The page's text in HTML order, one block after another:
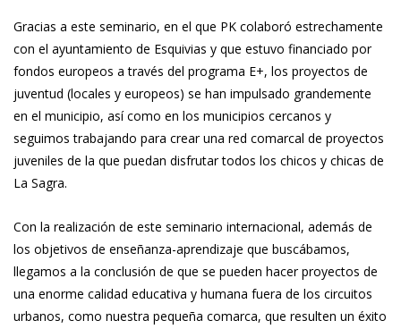
Gracias a este seminario, en el que PK colaboró estrechamente
con el ayuntamiento de Esquivias y que estuvo financiado por
fondos europeos a través del programa E+, los proyectos de
juventud (locales y europeos) se han impulsado grandemente
en el municipio, así como en los municipios cercanos y
seguimos trabajando para crear una red comarcal de proyectos
juveniles de la que puedan disfrutar todos los chicos y chicas de
La Sagra.
Con la realización de este seminario internacional, además de
los objetivos de enseñanza-aprendizaje que buscábamos,
llegamos a la conclusión de que se pueden hacer proyectos de
una enorme calidad educativa y humana fuera de los circuitos
urbanos, como nuestra pequeña comarca, que resulten un éxito